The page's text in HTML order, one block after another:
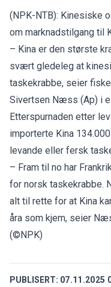
(NPK-NTB): Kinesiske
om marknadstilgang til
– Kina er den største
svært gledeleg at
taskekrabbe, seier
Sivertsen Næss (Ap) i
Etterspurnaden etter
importerte Kina
levande eller fersk
– Fram til no har
for norsk taskekrabbe.
alt til rette for at Kina
åra som kjem, seier
(©NPK)
PUBLISERT: 07.11.2025